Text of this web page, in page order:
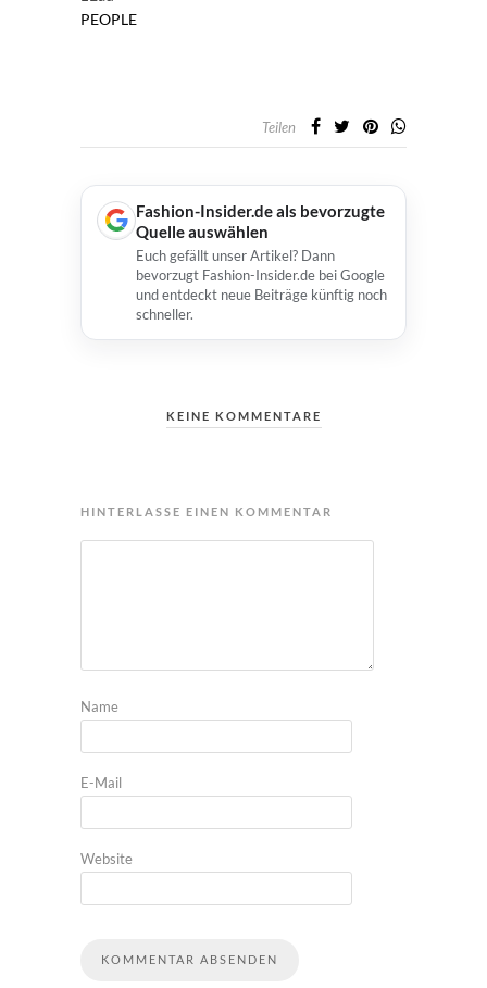
PEOPLE
Teilen
Fashion-Insider.de als bevorzugte
Quelle auswählen
Euch gefällt unser Artikel? Dann
bevorzugt Fashion-Insider.de bei Google
und entdeckt neue Beiträge künftig noch
schneller.
KEINE KOMMENTARE
HINTERLASSE EINEN KOMMENTAR
Name
E-Mail
Website